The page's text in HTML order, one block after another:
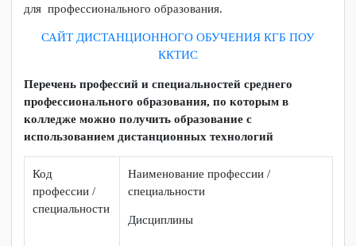
дифференциации структуры содержания, форм и методов
условия для эффективной реализации индивидуализации
обучения, более полного учета интересов, способностей
учащихся, открывает принципиально новые возможности
для профессионального образования.
САЙТ ДИСТАНЦИОННОГО ОБУЧЕНИЯ КГБ ПОУ
ККТИС
Перечень профессий и специальностей среднего
профессионального образования, по которым в
колледже можно получить образование с
использованием дистанционных технологий